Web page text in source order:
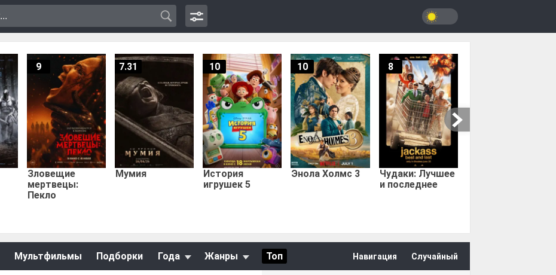
Зловещие
мертвецы:
Пекло
9
Мумия
7.31
История
игрушек 5
10
Энола Холмс 3
10
Чудаки: Лучшее
и последнее
8
Мультфильмы Подборки Года Жанры Топ Навигация Случайный